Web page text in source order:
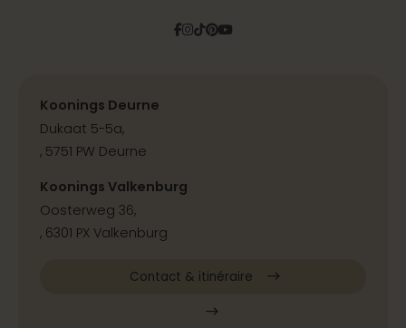
Facebook
Instagram
Tiktok
Pinterest
YouTube
Koonings Deurne
Dukaat 5-5a,
, 5751 PW Deurne
Koonings Valkenburg
Oosterweg 36,
, 6301 PX Valkenburg
Contact & itinéraire